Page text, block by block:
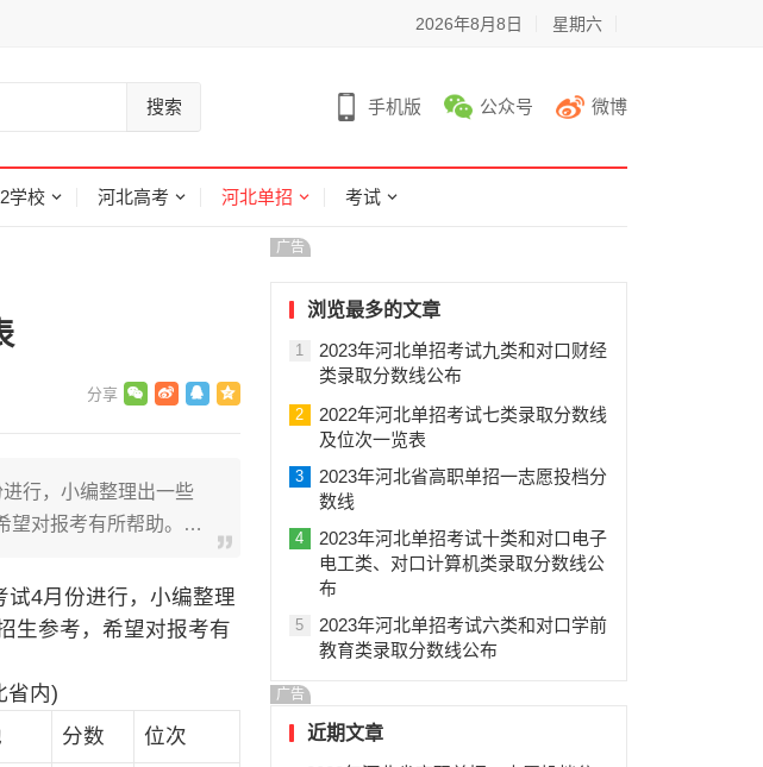
2026年8月8日 星期六
搜索 手机版 公众号 微博
学校 河北高考 河北单招 考试
行，小编整理出一些
望对报考有所帮助。…
4月份进行，小编整理
生参考，希望对报考有
省内)
分数 位次
广告
浏览最多的文章
1
2023年河北单招考试九类和对口财经
类录取分数线公布
2
2022年河北单招考试七类录取分数线
及位次一览表
3
2023年河北省高职单招一志愿投档分
数线
4
2023年河北单招考试十类和对口电子
电工类、对口计算机类录取分数线公
布
5
2023年河北单招考试六类和对口学前
教育类录取分数线公布
广告
近期文章